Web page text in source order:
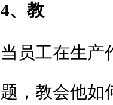
4、教
当员工在生产
题，教会他如